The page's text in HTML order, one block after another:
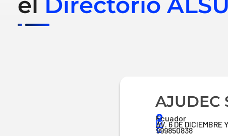
AJUDEC
Ecuador
AV. 6 DE DICIEMBRE
999850838